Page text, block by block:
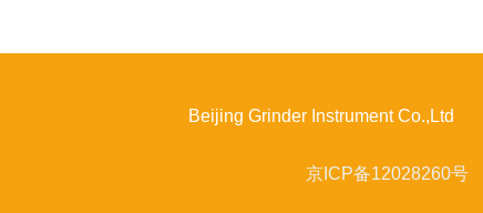
Beijing Grinder Instrument Co.,Ltd
京ICP备12028260号